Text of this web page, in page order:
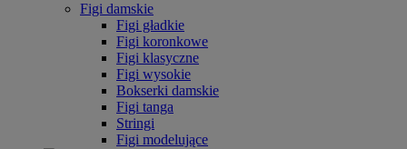
Figi damskie
Figi gładkie
Figi koronkowe
Figi klasyczne
Figi wysokie
Bokserki damskie
Figi tanga
Stringi
Figi modelujące